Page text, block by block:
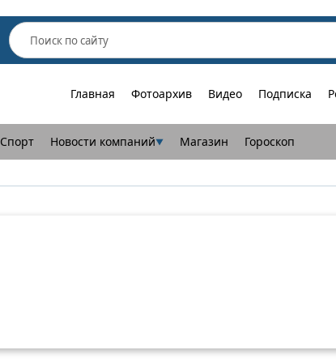
Главная Фотоархив Видео Подписка
Спорт Новости компаний▼ Магазин Гороскоп